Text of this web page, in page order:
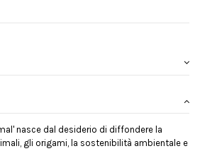
nasce dal desiderio di diffondere la
gli origami, la sostenibilità ambientale e